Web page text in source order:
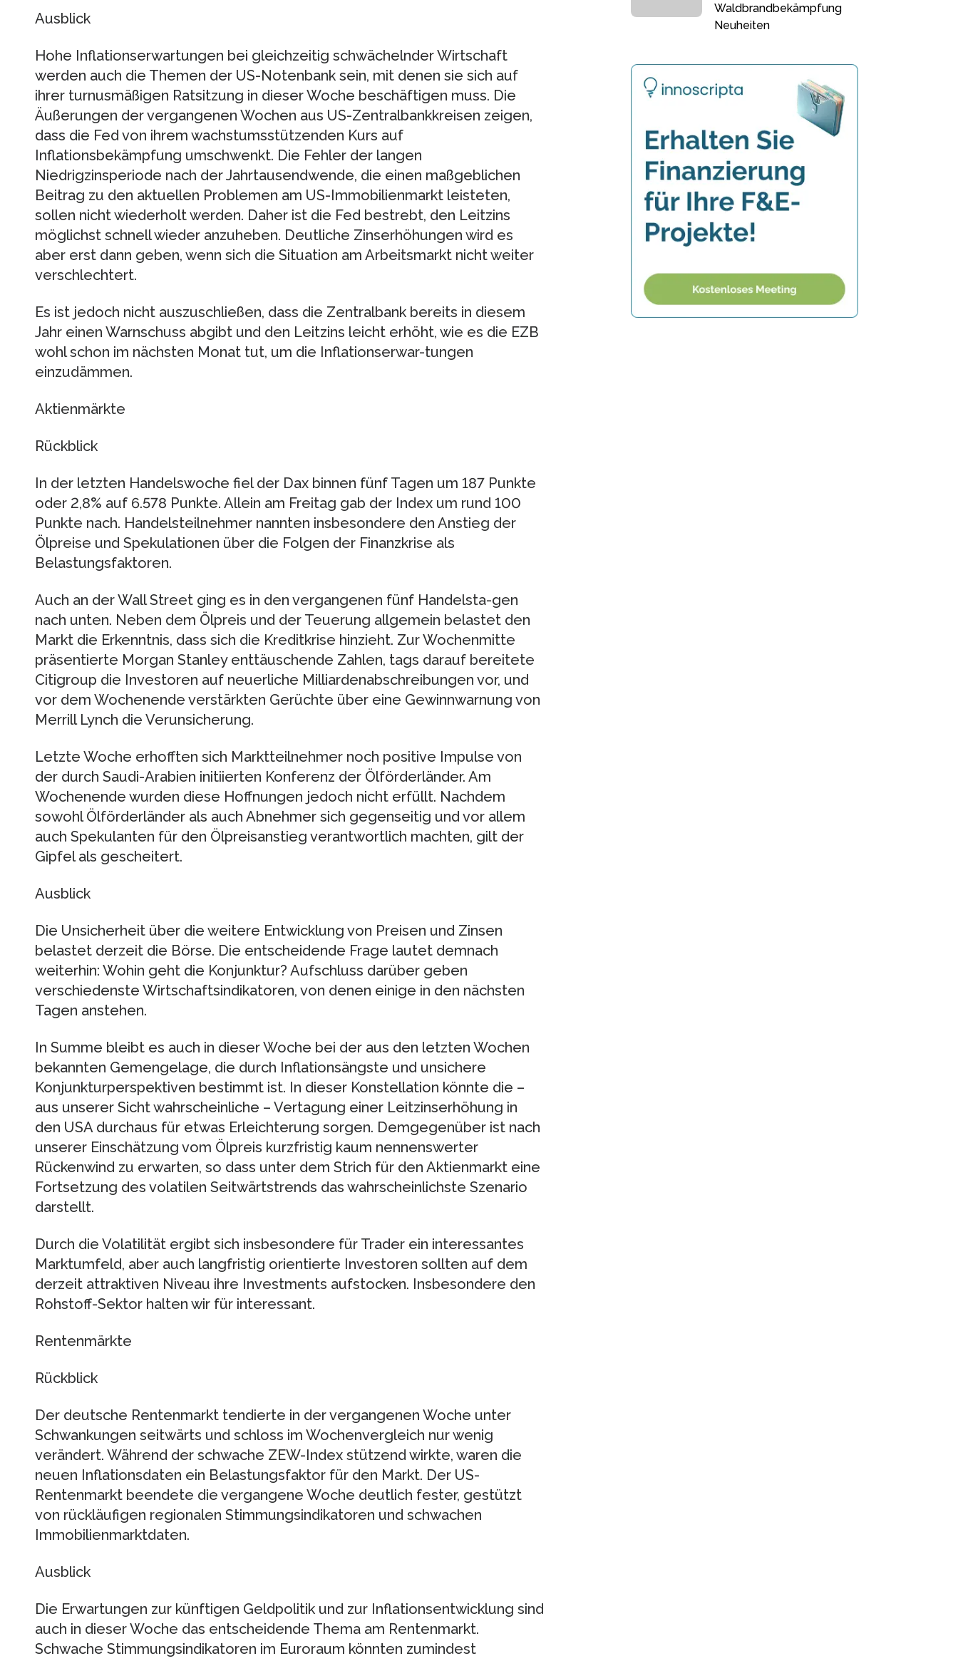
Ausblick
Hohe Inflationserwartungen bei gleichzeitig schwächelnder Wirtschaft
werden auch die Themen der US-Notenbank sein, mit denen sie sich auf
ihrer turnusmäßigen Ratsitzung in dieser Woche beschäftigen muss. Die
Äußerungen der vergangenen Wochen aus US-Zentralbankkreisen zeigen,
dass die Fed von ihrem wachstumsstützenden Kurs auf
Inflationsbekämpfung umschwenkt. Die Fehler der langen
Niedrigzinsperiode nach der Jahrtausendwende, die einen maßgeblichen
Beitrag zu den aktuellen Problemen am US-Immobilienmarkt leisteten,
sollen nicht wiederholt werden. Daher ist die Fed bestrebt, den Leitzins
möglichst schnell wieder anzuheben. Deutliche Zinserhöhungen wird es
aber erst dann geben, wenn sich die Situation am Arbeitsmarkt nicht weiter
verschlechtert.
Es ist jedoch nicht auszuschließen, dass die Zentralbank bereits in diesem
Jahr einen Warnschuss abgibt und den Leitzins leicht erhöht, wie es die EZB
wohl schon im nächsten Monat tut, um die Inflationserwar-tungen
einzudämmen.
Aktienmärkte
Rückblick
In der letzten Handelswoche fiel der Dax binnen fünf Tagen um 187 Punkte
oder 2,8% auf 6.578 Punkte. Allein am Freitag gab der Index um rund 100
Punkte nach. Handelsteilnehmer nannten insbesondere den Anstieg der
Ölpreise und Spekulationen über die Folgen der Finanzkrise als
Belastungsfaktoren.
Auch an der Wall Street ging es in den vergangenen fünf Handelsta-gen
nach unten. Neben dem Ölpreis und der Teuerung allgemein belastet den
Markt die Erkenntnis, dass sich die Kreditkrise hinzieht. Zur Wochenmitte
präsentierte Morgan Stanley enttäuschende Zahlen, tags darauf bereitete
Citigroup die Investoren auf neuerliche Milliardenabschreibungen vor, und
vor dem Wochenende verstärkten Gerüchte über eine Gewinnwarnung von
Merrill Lynch die Verunsicherung.
Letzte Woche erhofften sich Marktteilnehmer noch positive Impulse von
der durch Saudi-Arabien initiierten Konferenz der Ölförderländer. Am
Wochenende wurden diese Hoffnungen jedoch nicht erfüllt. Nachdem
sowohl Ölförderländer als auch Abnehmer sich gegenseitig und vor allem
auch Spekulanten für den Ölpreisanstieg verantwortlich machten, gilt der
Gipfel als gescheitert.
Ausblick
Die Unsicherheit über die weitere Entwicklung von Preisen und Zinsen
belastet derzeit die Börse. Die entscheidende Frage lautet demnach
weiterhin: Wohin geht die Konjunktur? Aufschluss darüber geben
verschiedenste Wirtschaftsindikatoren, von denen einige in den nächsten
Tagen anstehen.
In Summe bleibt es auch in dieser Woche bei der aus den letzten Wochen
bekannten Gemengelage, die durch Inflationsängste und unsichere
Konjunkturperspektiven bestimmt ist. In dieser Konstellation könnte die –
aus unserer Sicht wahrscheinliche – Vertagung einer Leitzinserhöhung in
den USA durchaus für etwas Erleichterung sorgen. Demgegenüber ist nach
unserer Einschätzung vom Ölpreis kurzfristig kaum nennenswerter
Rückenwind zu erwarten, so dass unter dem Strich für den Aktienmarkt eine
Fortsetzung des volatilen Seitwärtstrends das wahrscheinlichste Szenario
darstellt.
Durch die Volatilität ergibt sich insbesondere für Trader ein interessantes
Marktumfeld, aber auch langfristig orientierte Investoren sollten auf dem
derzeit attraktiven Niveau ihre Investments aufstocken. Insbesondere den
Rohstoff-Sektor halten wir für interessant.
Rentenmärkte
Rückblick
Der deutsche Rentenmarkt tendierte in der vergangenen Woche unter
Schwankungen seitwärts und schloss im Wochenvergleich nur wenig
verändert. Während der schwache ZEW-Index stützend wirkte, waren die
neuen Inflationsdaten ein Belastungsfaktor für den Markt. Der US-
Rentenmarkt beendete die vergangene Woche deutlich fester, gestützt
von rückläufigen regionalen Stimmungsindikatoren und schwachen
Immobilienmarktdaten.
Ausblick
Die Erwartungen zur künftigen Geldpolitik und zur Inflationsentwicklung sind
auch in dieser Woche das entscheidende Thema am Rentenmarkt.
Schwache Stimmungsindikatoren im Euroraum könnten zumindest
Waldbrandbekämpfung
Neuheiten